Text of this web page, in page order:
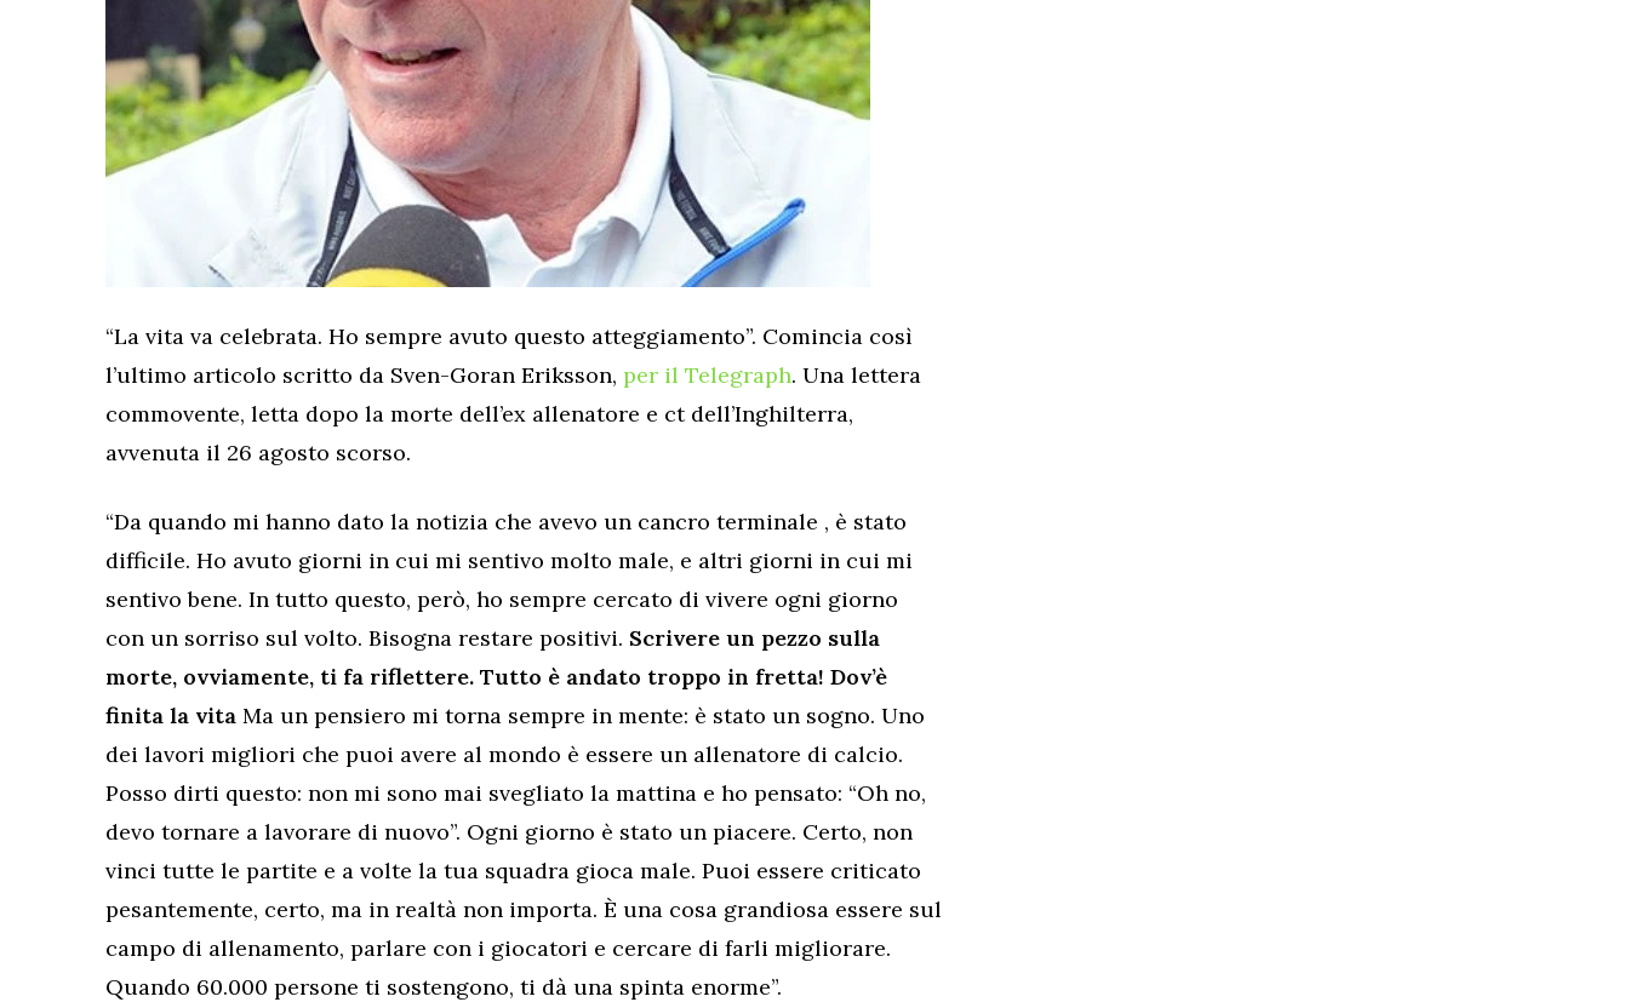
“La vita va celebrata. Ho sempre avuto questo atteggiamento”. Comincia così
l’ultimo articolo scritto da Sven-Goran Eriksson, per il Telegraph. Una lettera
commovente, letta dopo la morte dell’ex allenatore e ct dell’Inghilterra,
avvenuta il 26 agosto scorso.
“Da quando mi hanno dato la notizia che avevo un cancro terminale , è stato
difficile. Ho avuto giorni in cui mi sentivo molto male, e altri giorni in cui mi
sentivo bene. In tutto questo, però, ho sempre cercato di vivere ogni giorno
con un sorriso sul volto. Bisogna restare positivi. Scrivere un pezzo sulla
morte, ovviamente, ti fa riflettere. Tutto è andato troppo in fretta! Dov’è
finita la vita Ma un pensiero mi torna sempre in mente: è stato un sogno. Uno
dei lavori migliori che puoi avere al mondo è essere un allenatore di calcio.
Posso dirti questo: non mi sono mai svegliato la mattina e ho pensato: “Oh no,
devo tornare a lavorare di nuovo”. Ogni giorno è stato un piacere. Certo, non
vinci tutte le partite e a volte la tua squadra gioca male. Puoi essere criticato
pesantemente, certo, ma in realtà non importa. È una cosa grandiosa essere sul
campo di allenamento, parlare con i giocatori e cercare di farli migliorare.
Quando 60.000 persone ti sostengono, ti dà una spinta enorme”.